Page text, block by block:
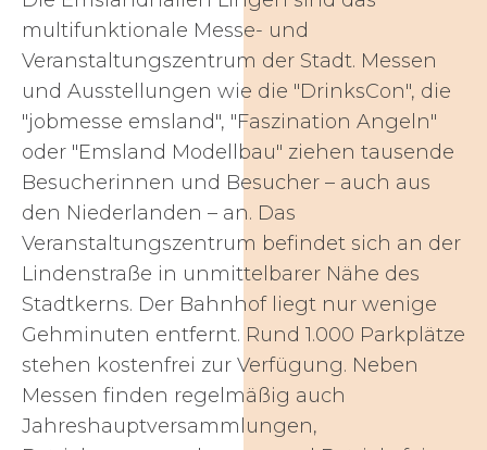
multifunktionale Messe- und
Veranstaltungszentrum der Stadt. Messen
und Ausstellungen wie die "DrinksCon", die
"jobmesse emsland", "Faszination Angeln"
oder "Emsland Modellbau" ziehen tausende
Besucherinnen und Besucher – auch aus
den Niederlanden – an. Das
Veranstaltungszentrum befindet sich an der
Lindenstraße in unmittelbarer Nähe des
Stadtkerns. Der Bahnhof liegt nur wenige
Gehminuten entfernt. Rund 1.000 Parkplätze
stehen kostenfrei zur Verfügung. Neben
Messen finden regelmäßig auch
Jahreshauptversammlungen,